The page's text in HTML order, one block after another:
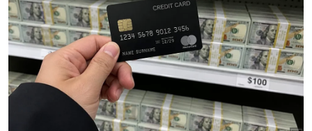
perbadanan atau syarikat boleh dikenakan
hukuman denda tidak melebihi RM500,000,"
katanya.
Sinar Harian pada Khamis melaporkan harga
telur di negeri ini turut mengalami kenaikan
antara RM1 hingga RM2 bagi satu papan 30